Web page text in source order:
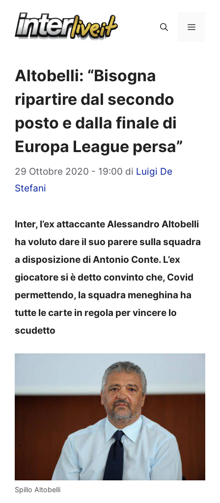
Menu
Altobelli: “Bisogna
ripartire dal secondo
posto e dalla finale di
Europa League persa”
29 Ottobre 2020 - 19:00 di Luigi De
Stefani
Inter, l’ex attaccante Alessandro Altobelli
ha voluto dare il suo parere sulla squadra
a disposizione di Antonio Conte. L’ex
giocatore si è detto convinto che, Covid
permettendo, la squadra meneghina ha
tutte le carte in regola per vincere lo
scudetto
Spillo Altobelli